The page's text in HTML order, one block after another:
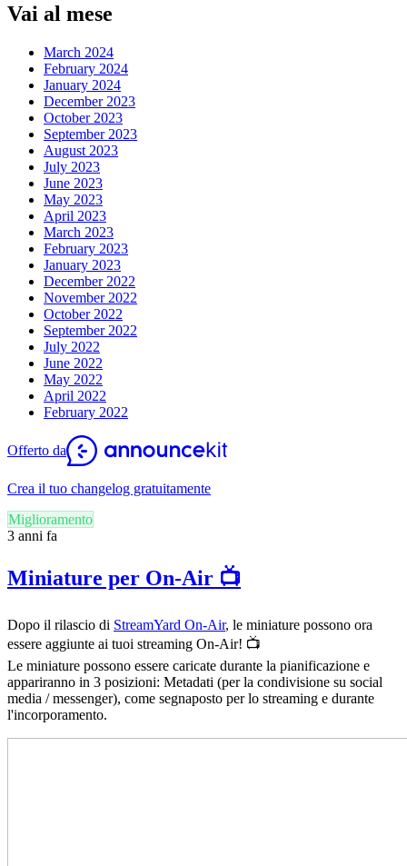
Vai al mese
March 2024
February 2024
January 2024
December 2023
October 2023
September 2023
August 2023
July 2023
June 2023
May 2023
April 2023
March 2023
February 2023
January 2023
December 2022
November 2022
October 2022
September 2022
July 2022
June 2022
May 2022
April 2022
February 2022
Offerto da
Crea il tuo changelog gratuitamente
Miglioramento
3 anni fa
Miniature per On-Air 📺
Dopo il rilascio di StreamYard On-Air, le miniature possono ora
essere aggiunte ai tuoi streaming On-Air! 📺
Le miniature possono essere caricate durante la pianificazione e
appariranno in 3 posizioni: Metadati (per la condivisione su social
media / messenger), come segnaposto per lo streaming e durante
l'incorporamento.